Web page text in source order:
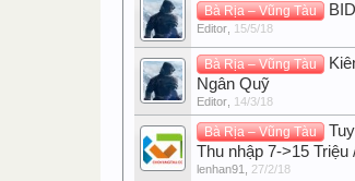
Bà Rịa – Vũng Tàu
Editor, 15/5/18
Bà Rịa – Vũng Tàu
Ngân Quỹ
Editor, 14/3/18
Bà Rịa – Vũng Tàu
Thu nhập 7->15 Triệu
lenhan91, 27/2/18